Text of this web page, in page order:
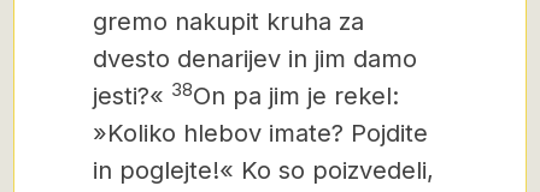
gremo nakupit kruha za
dvesto denarijev in jim damo
jesti?« 38On pa jim je rekel:
»Koliko hlebov imate? Pojdite
in poglejte!« Ko so poizvedeli,